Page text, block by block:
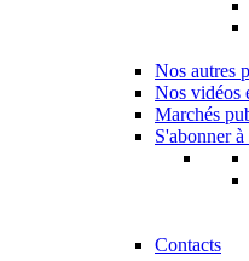
Nos autres
Nos vidéos
Marchés
S'abonner
Contacts